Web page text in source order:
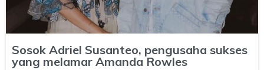
Sosok Adriel Susanteo, pengusaha sukses
yang melamar Amanda Rowles